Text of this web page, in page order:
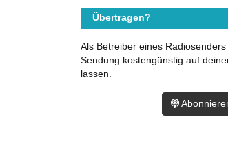
Übertragen?
Als Betreiber eines
Sendung kostengünstig auf
lassen.